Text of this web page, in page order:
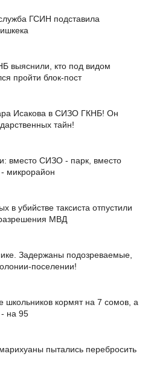
ГСИН подставила
выяснили, кто под видом
пройти блок-пост
Исакова в СИЗО ГКНБ! Он
тайн!
вместо СИЗО - парк, вместо
микрорайон
в убийстве таксиста отпустили
МВД
Задержаны подозреваемые,
поселении!
школьников кормят на 7 сомов, а
- на 95
пытались перебросить